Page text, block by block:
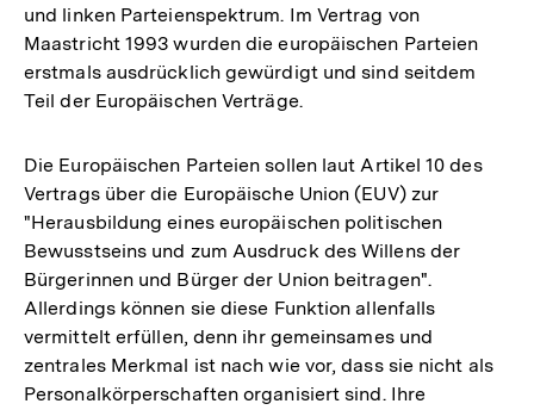
und linken Parteienspektrum. Im Vertrag von
Maastricht 1993 wurden die europäischen Parteien
erstmals ausdrücklich gewürdigt und sind seitdem
Teil der Europäischen Verträge.
Die Europäischen Parteien sollen laut Artikel 10 des
Vertrags über die Europäische Union (EUV) zur
"Herausbildung eines europäischen politischen
Bewusstseins und zum Ausdruck des Willens der
Bürgerinnen und Bürger der Union beitragen".
Allerdings können sie diese Funktion allenfalls
vermittelt erfüllen, denn ihr gemeinsames und
zentrales Merkmal ist nach wie vor, dass sie nicht als
Personalkörperschaften organisiert sind. Ihre